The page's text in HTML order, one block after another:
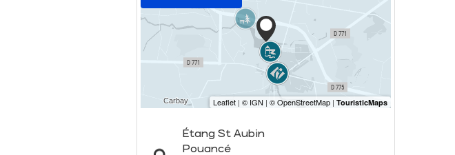
Étang St Aubin
Pouancé